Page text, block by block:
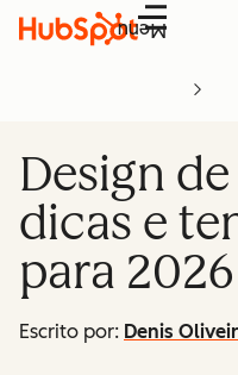
Menu
Design
dicas e
para 2026
Escrito por: Denis